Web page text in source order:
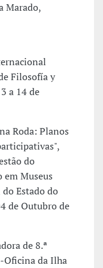
Marado,
Filosofía y
a 14 de
Roda: Planos
do
Museus
Estado do
de Outubro de
de 8.ª
Oficina da Ilha